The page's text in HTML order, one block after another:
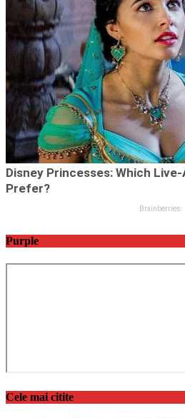
Purple
Cele mai citite